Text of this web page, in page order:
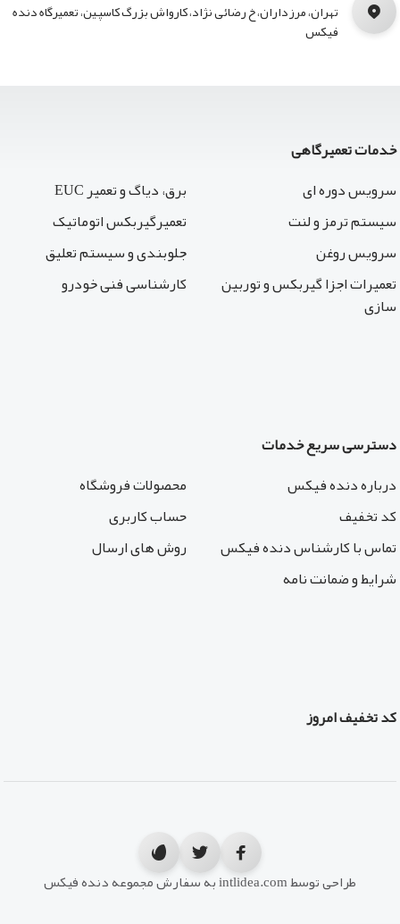
تهران، مرزداران، خ رضائی نژاد، کارواش بزرگ کاسپین، تعمیرگاه دنده
فیکس
خدمات تعمیرگاهی
سرویس دوره ای
برق، دیاگ و تعمیر EUC
سیستم ترمز و لنت
تعمیرگیربکس اتوماتیک
سرویس روغن
جلوبندی و سیستم تعلیق
تعمیرات اجزا گیربکس و توربین
سازی
کارشناسی فنی خودرو
دسترسی سریع خدمات
درباره دنده فیکس
محصولات فروشگاه
کد تخفیف
حساب کاربری
تماس با کارشناس دنده فیکس
روش های ارسال
شرایط و ضمانت نامه
کد تخفیف امروز
طراحی توسط intlidea.com به سفارش مجموعه دنده فیکس